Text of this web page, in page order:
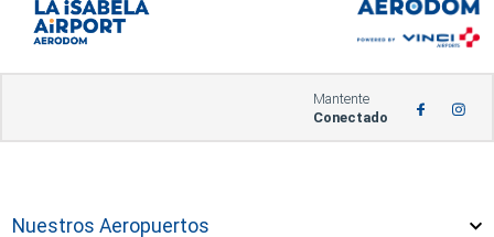
Mantente
Conectado
Nuestros Aeropuertos